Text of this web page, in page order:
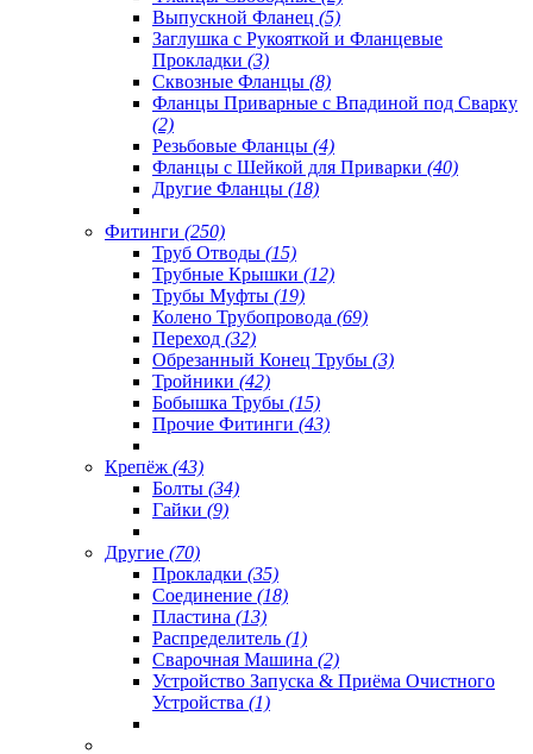
Выпускной Фланец (5)
Заглушка с Рукояткой и Фланцевые
Прокладки (3)
Сквозные Фланцы (8)
Фланцы Приварные с Впадиной под Сварку
(2)
Резьбовые Фланцы (4)
Фланцы с Шейкой для Приварки (40)
Другие Фланцы (18)
Фитинги (250)
Труб Отводы (15)
Трубные Крышки (12)
Трубы Муфты (19)
Колено Трубопровода (69)
Переход (32)
Обрезанный Конец Трубы (3)
Тройники (42)
Бобышка Трубы (15)
Прочие Фитинги (43)
Крепёж (43)
Болты (34)
Гайки (9)
Другие (70)
Прокладки (35)
Соединение (18)
Пластина (13)
Распределитель (1)
Сварочная Машина (2)
Устройство Запуска & Приёма Очистного
Устройства (1)